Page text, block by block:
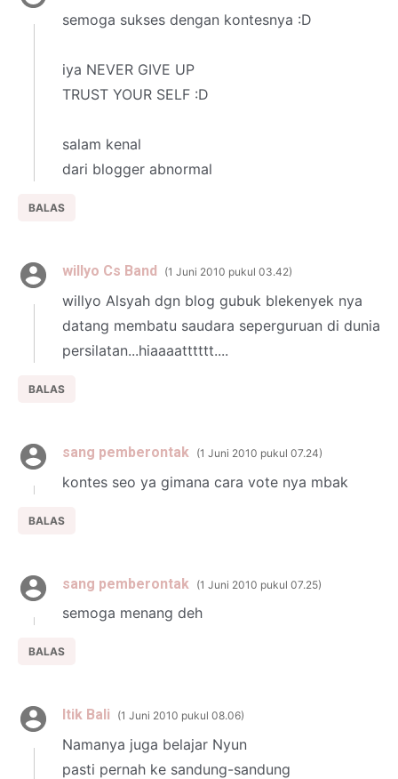
semoga sukses dengan kontesnya :D
iya NEVER GIVE UP
TRUST YOUR SELF :D
salam kenal
dari blogger abnormal
BALAS
willyo Cs Band 1 Juni 2010 pukul 03.42
willyo Alsyah dgn blog gubuk blekenyek nya
datang membatu saudara seperguruan di dunia
persilatan...hiaaaatttttt....
BALAS
sang pemberontak 1 Juni 2010 pukul 07.24
kontes seo ya gimana cara vote nya mbak
BALAS
sang pemberontak 1 Juni 2010 pukul 07.25
semoga menang deh
BALAS
Itik Bali 1 Juni 2010 pukul 08.06
Namanya juga belajar Nyun
pasti pernah ke sandung-sandung